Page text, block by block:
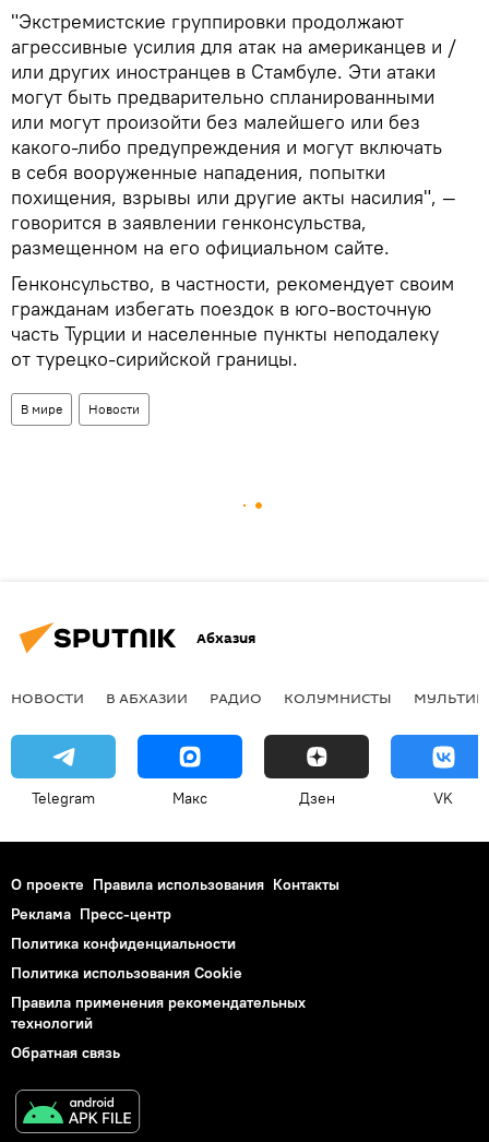
"Экстремистские группировки продолжают
агрессивные усилия для атак на американцев и /
или других иностранцев в Стамбуле. Эти атаки
могут быть предварительно спланированными
или могут произойти без малейшего или без
какого-либо предупреждения и могут включать
в себя вооруженные нападения, попытки
похищения, взрывы или другие акты насилия", —
говорится в заявлении генконсульства,
размещенном на его официальном сайте.
Генконсульство, в частности, рекомендует своим
гражданам избегать поездок в юго-восточную
часть Турции и населенные пункты неподалеку
от турецко-сирийской границы.
В мире Новости
Абхазия
НОВОСТИ В АБХАЗИИ РАДИО КОЛУМНИСТЫ
Telegram Макс Дзен VK
О проекте Правила использования Контакты
Реклама Пресс-центр
Политика конфиденциальности
Политика использования Cookie
Правила применения рекомендательных
технологий
Обратная связь